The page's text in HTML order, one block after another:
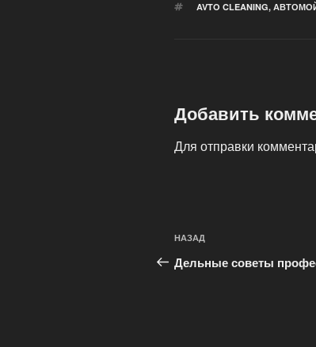
МЕТКИ
AVTO CLEANING,
Добавить
Для отправки
Навигация
по
Предыдущая
запись:
НАЗАД
Дельные советы